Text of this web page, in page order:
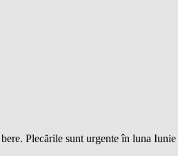
Plecările sunt urgente în luna